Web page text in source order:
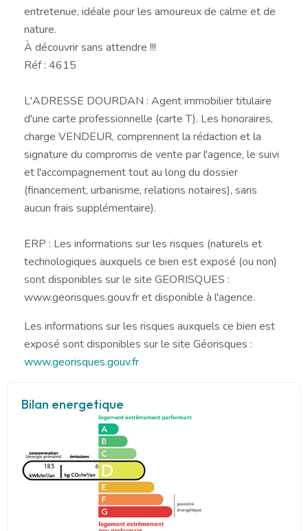
entretenue, idéale pour les amoureux de calme et de
nature.
À découvrir sans attendre !!!
Réf : 4615
L'ADRESSE DOURDAN : Agent immobilier titulaire
d'une carte professionnelle (carte T). Les honoraires,
charge VENDEUR, comprennent la rédaction et la
signature du compromis de vente par l'agence, le suivi
et l'accompagnement tout au long du dossier
(financement, urbanisme, relations notaires), sans
aucun frais supplémentaire).
ERP : Les informations sur les risques (naturels et
technologiques auxquels ce bien est exposé (ou non)
sont disponibles sur le site GEORISQUES :
www.georisques.gouv.fr et disponible à l'agence.
Les informations sur les risques auxquels ce bien est
exposé sont disponibles sur le site Géorisques :
www.georisques.gouv.fr
Bilan energetique
185 6